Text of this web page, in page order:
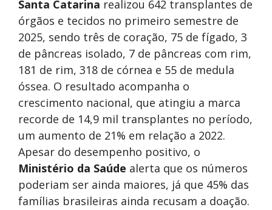
Santa Catarina realizou 642 transplantes de
órgãos e tecidos no primeiro semestre de
2025, sendo três de coração, 75 de fígado, 3
de pâncreas isolado, 7 de pâncreas com rim,
181 de rim, 318 de córnea e 55 de medula
óssea. O resultado acompanha o
crescimento nacional, que atingiu a marca
recorde de 14,9 mil transplantes no período,
um aumento de 21% em relação a 2022.
Apesar do desempenho positivo, o
Ministério da Saúde alerta que os números
poderiam ser ainda maiores, já que 45% das
famílias brasileiras ainda recusam a doação.